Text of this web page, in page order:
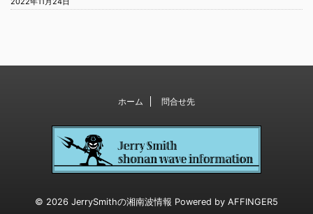
ホーム 問合せ先
© 2026 JerrySmithの湘南波情報 Powered by AFFINGER5